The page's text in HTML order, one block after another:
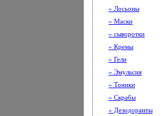
» Лосьоны
» Маски
» сыворотки
» Кремы
» Гели
» Эмульсия
» Тоники
» Скрабы
» Дезодоранты